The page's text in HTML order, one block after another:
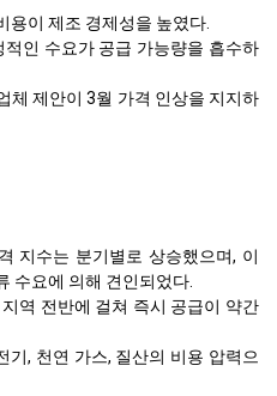
용이 제조 경제성을 높였다.
인 수요가 공급 가능량을 흡수하
체 제안이 3월 가격 인상을 지지하
지수는 분기별로 상승했으며, 이
수요에 의해 견인되었다.
역 전반에 걸쳐 즉시 공급이 약간
기, 천연 가스, 질산의 비용 압력으